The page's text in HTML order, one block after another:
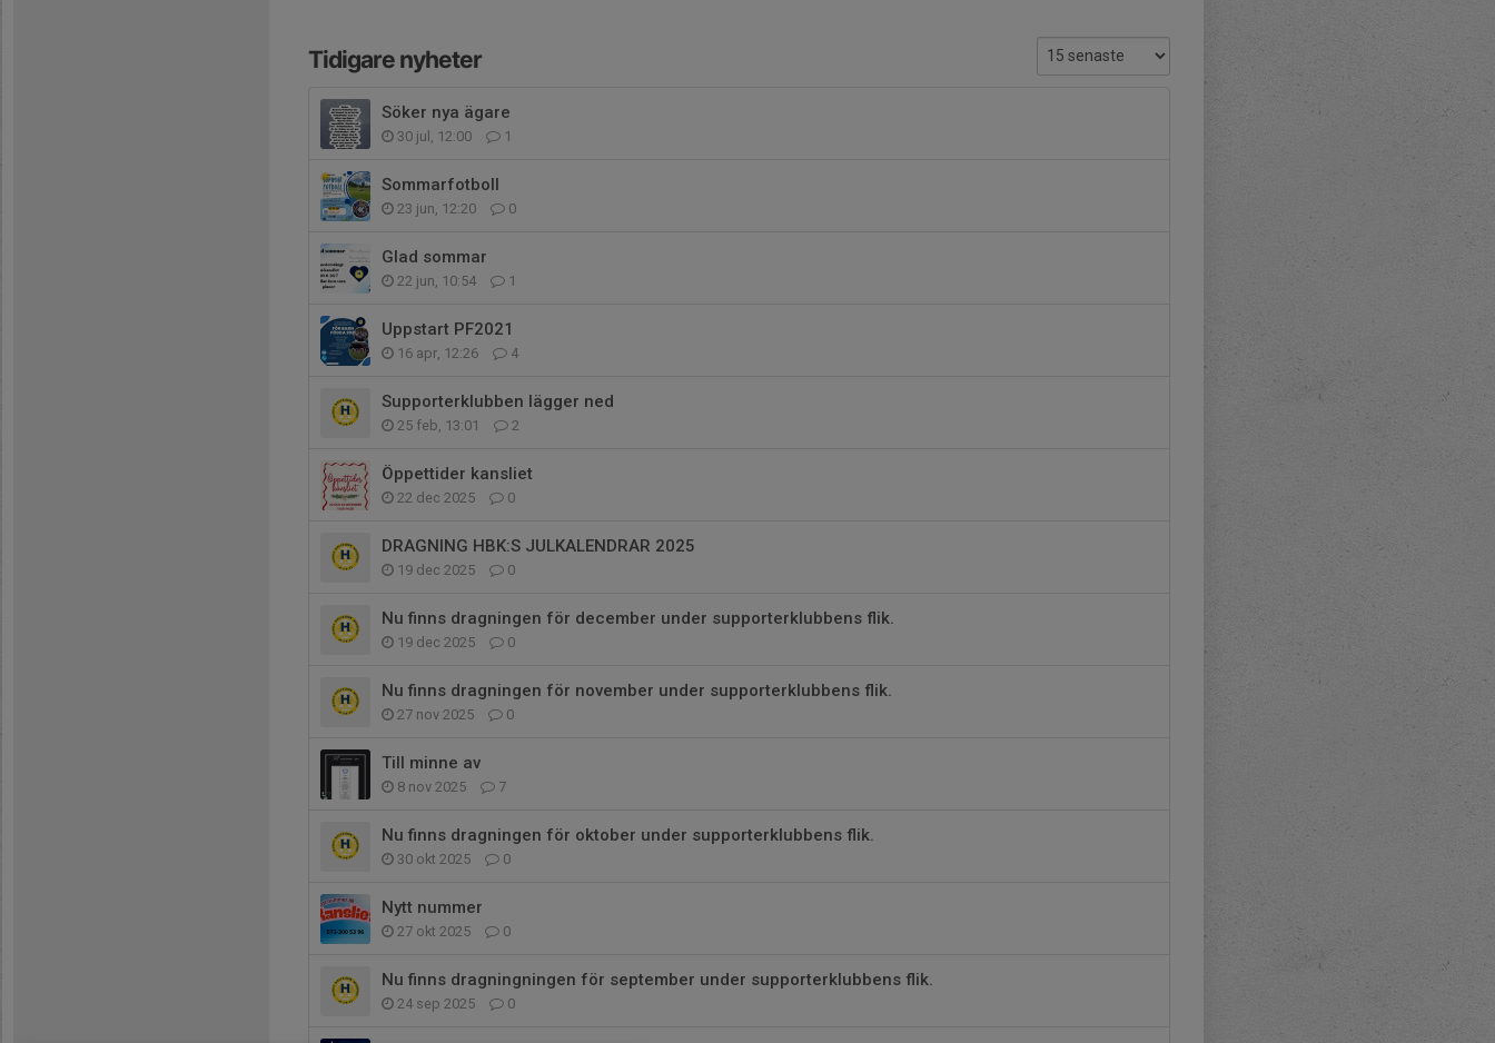
Tidigare nyheter
Söker nya ägare
30 jul, 12:00 1
Sommarfotboll
23 jun, 12:20 0
Glad sommar
22 jun, 10:54 1
Uppstart PF2021
16 apr, 12:26 4
Supporterklubben lägger ned
25 feb, 13:01 2
Öppettider kansliet
22 dec 2025 0
DRAGNING HBK:S JULKALENDRAR 2025
19 dec 2025 0
Nu finns dragningen för december under supporterklubbens flik.
19 dec 2025 0
Nu finns dragningen för november under supporterklubbens flik.
27 nov 2025 0
Till minne av
8 nov 2025 7
Nu finns dragningen för oktober under supporterklubbens flik.
30 okt 2025 0
Nytt nummer
27 okt 2025 0
Nu finns dragningningen för september under supporterklubbens flik.
24 sep 2025 0